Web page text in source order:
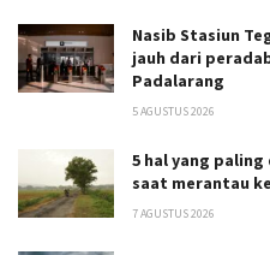
Nasib Stasiun
jauh dari
Padalarang
5 AGUSTUS 2026
5 hal yang
saat merantau
7 AGUSTUS 2026